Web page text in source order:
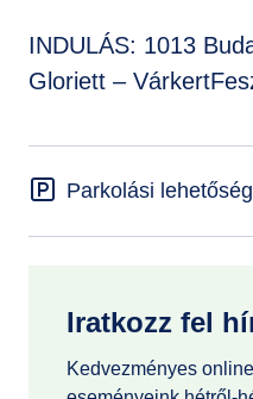
INDULÁS: 1013
Gloriett –
Parkolási
Iratkozz fel
Kedvezményes